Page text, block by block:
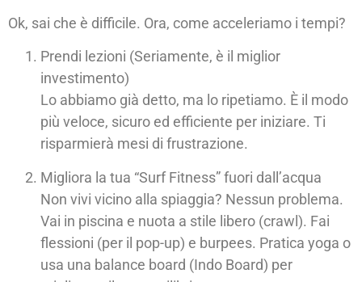
Ok, sai che è difficile. Ora, come acceleriamo i tempi?
Prendi lezioni (Seriamente, è il miglior
investimento)
Lo abbiamo già detto, ma lo ripetiamo. È il modo
più veloce, sicuro ed efficiente per iniziare. Ti
risparmierà mesi di frustrazione.
Migliora la tua “Surf Fitness” fuori dall’acqua
Non vivi vicino alla spiaggia? Nessun problema.
Vai in piscina e nuota a stile libero (crawl). Fai
flessioni (per il pop-up) e burpees. Pratica yoga o
usa una balance board (Indo Board) per